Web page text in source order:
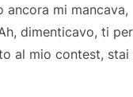
mi mancava,
dimenticavo, ti
al mio contest, stai